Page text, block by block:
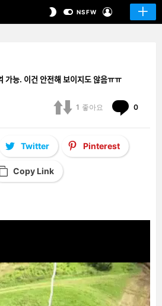
SWITCHNSFW
가능. 이건 안전해 보이지도 않음ㅠㅠ
1 좋아요 0
Twitter Pinterest
Copy Link